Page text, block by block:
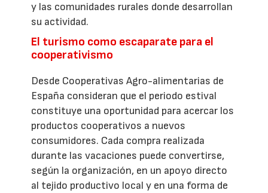
y las comunidades rurales donde desarrollan
su actividad.
El turismo como escaparate para el
cooperativismo
Desde Cooperativas Agro-alimentarias de
España consideran que el periodo estival
constituye una oportunidad para acercar los
productos cooperativos a nuevos
consumidores. Cada compra realizada
durante las vacaciones puede convertirse,
según la organización, en un apoyo directo
al tejido productivo local y en una forma de